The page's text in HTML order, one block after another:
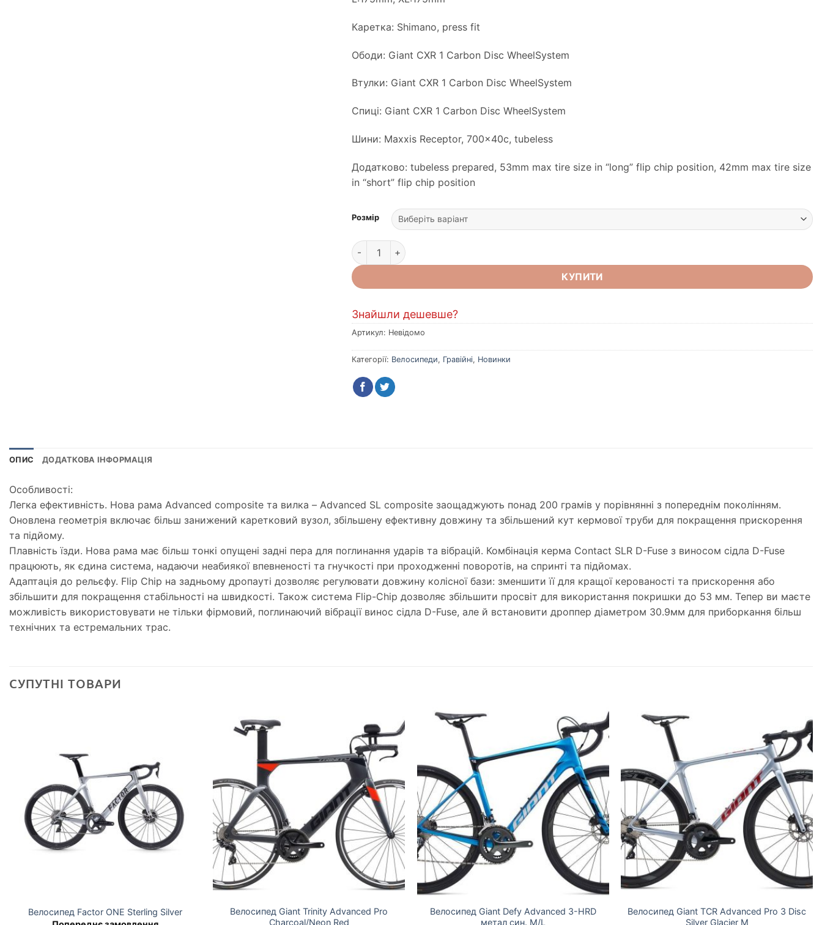
Каретка: Shimano, press fit
Ободи: Giant CXR 1 Carbon Disc WheelSystem
Втулки: Giant CXR 1 Carbon Disc WheelSystem
Спиці: Giant CXR 1 Carbon Disc WheelSystem
Шини: Maxxis Receptor, 700x40c, tubeless
Додатково: tubeless prepared, 53mm max tire size in “long” flip chip position, 42mm max tire size
in “short” flip chip position
Розмір
Велосипед Giant Revolt Advanced Pro 0 Digital Blurple кількість
КУПИТИ
Знайшли дешевше?
Артикул: Невідомо
Категорії: Велосипеди, Гравійні, Новинки
ОПИС ДОДАТКОВА ІНФОРМАЦІЯ
Особливості:
Легка ефективність. Нова рама Advanced composite та вилка – Advanced SL composite заощаджують понад 200 грамів у порівнянні з попереднім поколінням.
Оновлена геометрія включає більш занижений каретковий вузол, збільшену ефективну довжину та збільшений кут кермової труби для покращення прискорення
та підйому.
Плавність їзди. Нова рама має більш тонкі опущені задні пера для поглинання ударів та вібрацій. Комбінація керма Contact SLR D-Fuse з виносом сідла D-Fuse
працюють, як єдина система, надаючи неабиякої впевненості та гнучкості при проходженні поворотів, на спринті та підйомах.
Адаптація до рельєфу. Flip Chip на задньому дропауті дозволяє регулювати довжину колісної бази: зменшити її для кращої керованості та прискорення або
збільшити для покращення стабільності на швидкості. Також система Flip-Chip дозволяє збільшити просвіт для використання покришки до 53 мм. Тепер ви маєте
можливість використовувати не тільки фірмовий, поглинаючий вібрації винос сідла D-Fuse, але й встановити дроппер діаметром 30.9мм для приборкання більш
технічних та естремальних трас.
СУПУТНІ ТОВАРИ
Велосипед Factor ONE Sterling Silver
Велосипед Giant Trinity Advanced Pro
Charcoal/Neon Red
Велосипед Giant Defy Advanced 3-HRD
метал син. M/L
Велосипед Giant TCR Advanced Pro 3 Disc
Silver Glacier М